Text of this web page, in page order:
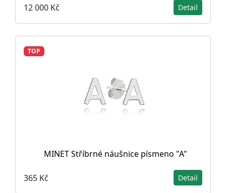
12 000 Kč Detail
TOP
MINET Stříbrné náušnice písmeno "A"
365 Kč Detail